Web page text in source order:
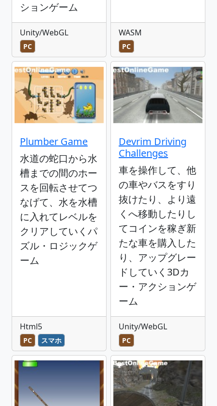
ションゲーム
Unity/WebGL
PC
WASM
PC
Plumber Game
水道の蛇口から水
槽までの間のホー
スを回転させてつ
なげて、水を水槽
に入れてレベルを
クリアしていくパ
ズル・ロジックゲ
ーム
Html5
PC スマホ
Devrim Driving
Challenges
車を操作して、他
の車やバスをすり
抜けたり、より遠
くへ移動したりし
てコインを稼ぎ新
たな車を購入した
り、アップグレー
ドしていく3Dカ
ー・アクションゲ
ーム
Unity/WebGL
PC